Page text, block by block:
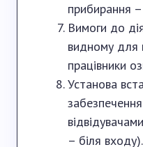
прибирання
Вимоги до
видному для
працівники
Установа
– біля входу).